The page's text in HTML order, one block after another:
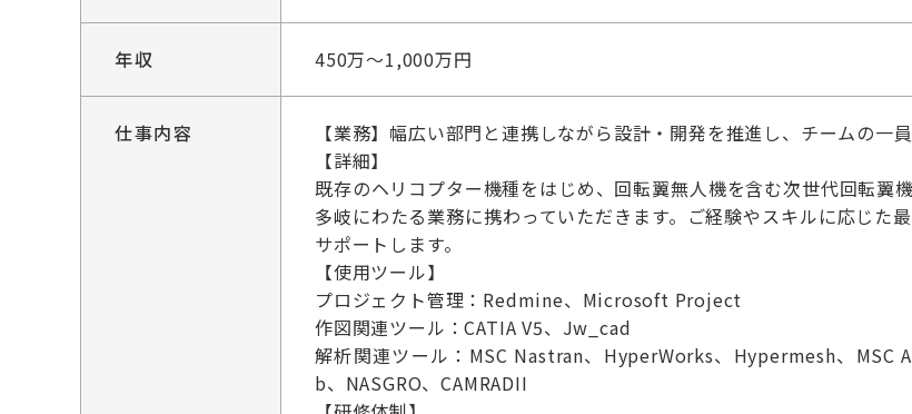
年収 450万～1,000万円
仕事内容
【業務】幅広い部門と連携しながら設計・開発を推進し、チームの一
【詳細】
既存のヘリコプター機種をはじめ、回転翼無人機を含む次世代回転翼
多岐にわたる業務に携わっていただきます。ご経験やスキルに応じた
サポートします。
【使用ツール】
プロジェクト管理：Redmine、Microsoft Project
作図関連ツール：CATIA V5、Jw_cad
解析関連ツール：MSC Nastran、HyperWorks、Hypermesh、MSC
b、NASGRO、CAMRADII